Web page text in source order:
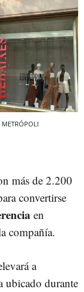
más de 2.200
convertirse
en
compañía.
a
ubicado durante